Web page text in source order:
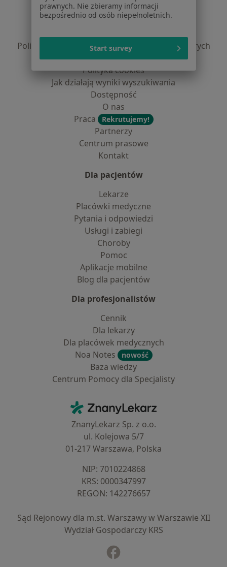
Regulamin
Polityka prywatności pacjentów
Polityka prywatności dla profesjonalistów, których
dane pozyskaliśmy samodzielnie
Polityka cookies
Jak działają wyniki wyszukiwania
Dostępność
O nas
Praca
Rekrutujemy!
Partnerzy
Centrum prasowe
Kontakt
Dla pacjentów
Lekarze
Placówki medyczne
Pytania i odpowiedzi
Usługi i zabiegi
Choroby
Pomoc
Aplikacje mobilne
Blog dla pacjentów
Dla profesjonalistów
Cennik
Dla lekarzy
Dla placówek medycznych
Noa Notes
nowość
Baza wiedzy
Centrum Pomocy dla Specjalisty
ZnanyLekarz - Strona główna
ZnanyLekarz Sp. z o.o.
ul. Kolejowa 5/7
01-217 Warszawa, Polska
NIP: ⁠7010224868
KRS: ⁠0000347997
REGON: ⁠142276657
Sąd Rejonowy dla m.st. Warszawy w Warszawie XII
Wydział Gospodarczy KRS
prawnych. Nie zbieramy informacji
bezpośrednio od osób niepełnoletnich.
Start survey